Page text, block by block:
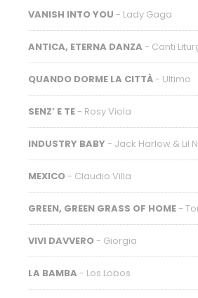
VANISH INTO YOU - Lady Gaga
ANTICA, ETERNA DANZA - Canti
QUANDO DORME LA CITTÀ - Ultimo
SENZ’ E TE - Rosy Viola
INDUSTRY BABY - Jack Harlow & Lil
MEXICO - Claudio Villa
GREEN, GREEN GRASS OF HOME -
VIVI DAVVERO - Giorgia
LA BAMBA - Los Lobos